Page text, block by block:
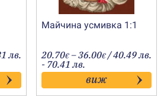
лв.
Майчина усмивка 1:1
20.70€ –36.00€Price
range:
20.70€
through
36.00€
/ 40.49 лв.
- 70.41 лв.
виж